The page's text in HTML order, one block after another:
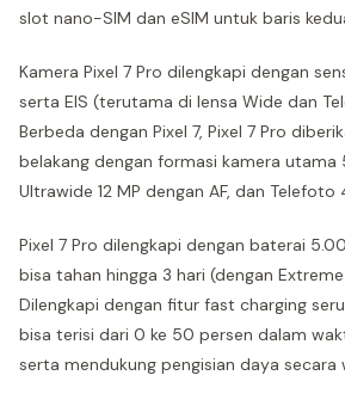
slot nano-SIM dan eSIM untuk baris
Kamera Pixel 7 Pro dilengkapi dengan
serta EIS (terutama di lensa Wide dan
Berbeda dengan Pixel 7, Pixel 7 Pro
belakang dengan formasi kamera utama
Ultrawide 12 MP dengan AF, dan Telefoto
Pixel 7 Pro dilengkapi dengan baterai
bisa tahan hingga 3 hari (dengan
Dilengkapi dengan fitur fast charging
bisa terisi dari 0 ke 50 persen dalam
serta mendukung pengisian daya secara